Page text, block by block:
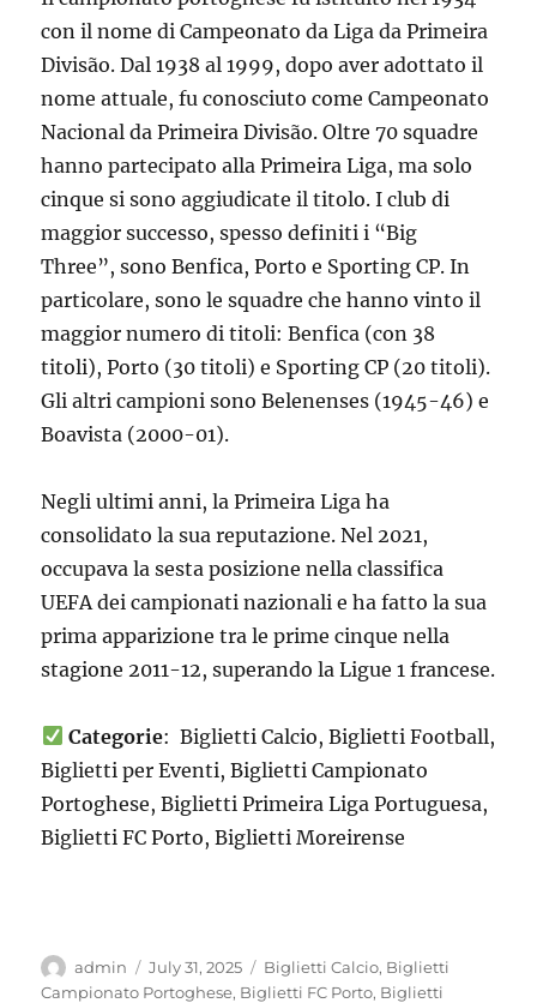
con il nome di Campeonato da Liga da Primeira
Divisão. Dal 1938 al 1999, dopo aver adottato il
nome attuale, fu conosciuto come Campeonato
Nacional da Primeira Divisão. Oltre 70 squadre
hanno partecipato alla Primeira Liga, ma solo
cinque si sono aggiudicate il titolo. I club di
maggior successo, spesso definiti i “Big
Three”, sono Benfica, Porto e Sporting CP. In
particolare, sono le squadre che hanno vinto il
maggior numero di titoli: Benfica (con 38
titoli), Porto (30 titoli) e Sporting CP (20 titoli).
Gli altri campioni sono Belenenses (1945-46) e
Boavista (2000-01).
Negli ultimi anni, la Primeira Liga ha
consolidato la sua reputazione. Nel 2021,
occupava la sesta posizione nella classifica
UEFA dei campionati nazionali e ha fatto la sua
prima apparizione tra le prime cinque nella
stagione 2011-12, superando la Ligue 1 francese.
Categorie: Biglietti Calcio, Biglietti Football,
Biglietti per Eventi, Biglietti Campionato
Portoghese, Biglietti Primeira Liga Portuguesa,
Biglietti FC Porto, Biglietti Moreirense
Author
admin
Posted
on
July 31, 2025 Categories
Biglietti Calcio, Biglietti
Campionato Portoghese, Biglietti FC Porto, Biglietti